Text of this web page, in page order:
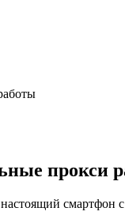
прокси
смартфон с